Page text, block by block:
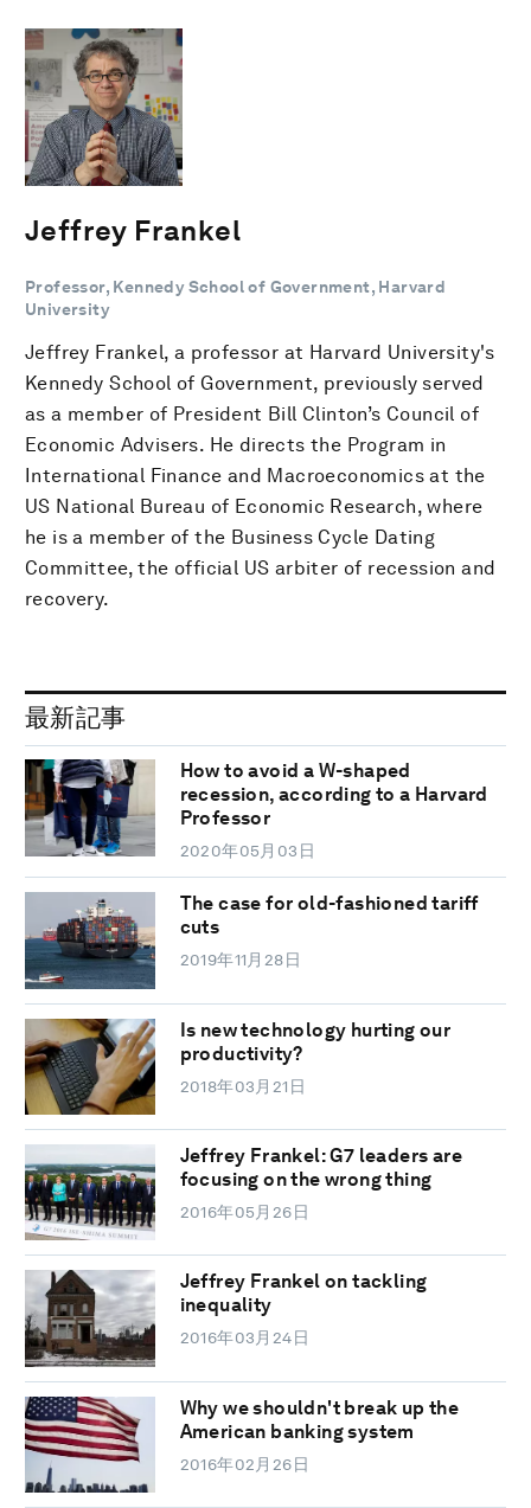
Jeffrey Frankel
Professor, Kennedy School of Government, Harvard
University
Jeffrey Frankel, a professor at Harvard University's
Kennedy School of Government, previously served
as a member of President Bill Clinton’s Council of
Economic Advisers. He directs the Program in
International Finance and Macroeconomics at the
US National Bureau of Economic Research, where
he is a member of the Business Cycle Dating
Committee, the official US arbiter of recession and
recovery.
最新記事
How to avoid a W-shaped
recession, according to a Harvard
Professor
2020年05月03日
The case for old-fashioned tariff
cuts
2019年11月28日
Is new technology hurting our
productivity?
2018年03月21日
Jeffrey Frankel: G7 leaders are
focusing on the wrong thing
2016年05月26日
Jeffrey Frankel on tackling
inequality
2016年03月24日
Why we shouldn't break up the
American banking system
2016年02月26日